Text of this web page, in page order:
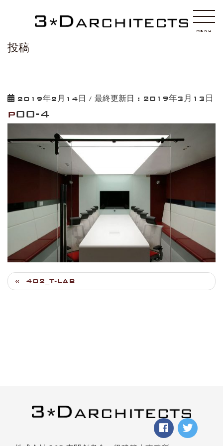
MENU
投稿
2019年2月14日 / 最終更新日 : 2019年3月13日
p00-4
402_T-LAB